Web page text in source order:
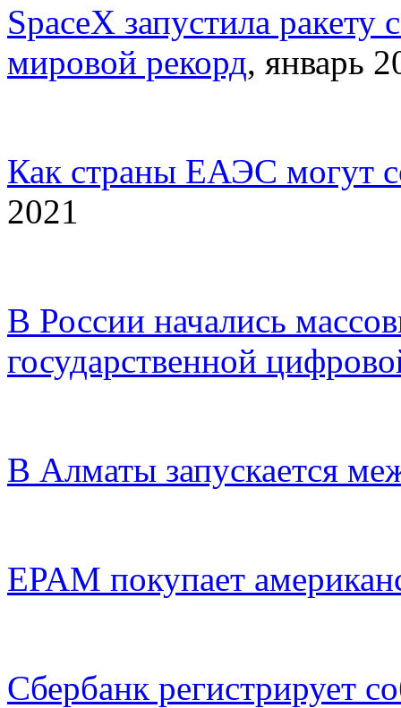
SpaceX запустила
мировой рекорд, январь
Как страны ЕАЭС могут
2021
В России начались
государственной
В Алматы запускается
EPAM покупает
Сбербанк регистрирует